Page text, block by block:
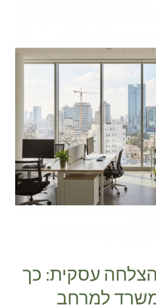
עסקית: כך
למרחב
להצלחה
עסקית:
את
המשרד
למרחב
עבודה
מנצח
בלב
תל